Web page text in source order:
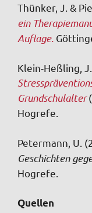
Thünker, J. &
ein
Auflage.
Klein-Heßling,
Grundschulalter
Hogrefe.
Petermann, U.
Geschichten
Hogrefe.
Quellen